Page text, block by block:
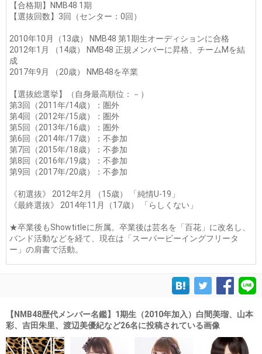
【合格期】NMB48 1期
【選抜回数】3回（センター：0回）
2010年10月（13歳） NMB48 第1期生オーディションに合格
2012年1月 （14歳） NMB48 正規メンバーに昇格、チームMを結
成
2017年9月 （20歳） NMB48を卒業
【選抜総選挙】（自身最高順位：－）
第3回（2011年/14歳）：圏外
第4回（2012年/15歳）：圏外
第5回（2013年/16歳）：圏外
第6回（2014年/17歳）：不参加
第7回（2015年/18歳）：不参加
第8回（2016年/19歳）：不参加
第9回（2017年/20歳）：不参加
《初選抜》 2012年2月 （15歳） 「純情U-19」
《最終選抜》 2014年11月（17歳） 「らしくない」
★卒業後もShowtitleに所属。卒業後は芸名を「百花」に改名し、
バンド活動などを経て、現在は「スーパービーイングフリータ
ー」の肩書で活動。
【NMB48歴代メンバー名鑑】1期生（2010年加入）白間美瑠、山本
彩、吉田朱里、渡辺美優紀など26名に投稿されている画像